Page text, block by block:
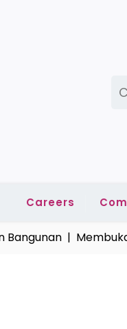
Careers
|Membuka